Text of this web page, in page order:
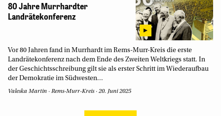
80 Jahre Murrhardter
Landrätekonferenz
Vor 80 Jahren fand in Murrhardt im Rems-Murr-Kreis die erste
Landrätekonferenz nach dem Ende des Zweiten Weltkriegs statt. In
der Geschichtsschreibung gilt sie als erster Schritt im Wiederaufbau
der Demokratie im Südwesten...
Valeska Martin · Rems-Murr-Kreis· 20. Juni 2025